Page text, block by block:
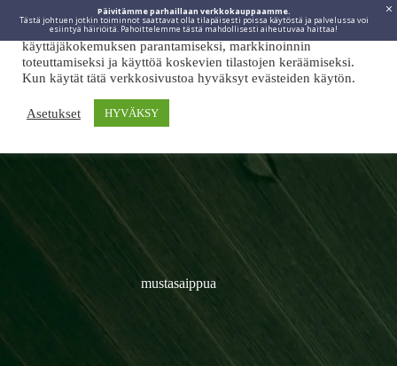
Päivitämme parhaillaan verkkokauppaamme.
Tästä johtuen jotkin toiminnot saattavat olla tilapäisesti poissa käytöstä ja palvelussa voi
esiintyä häiriöitä. Pahoittelemme tästä mahdollisesti aiheutuvaa haittaa!
mustasaippua
Viidakkotohtori.fi käyttää internetpalveluissaan evästeitä
käyttäjäkokemuksen parantamiseksi, markkinoinnin
toteuttamiseksi ja käyttöä koskevien tilastojen keräämiseksi.
Kun käytät tätä verkkosivustoa hyväksyt evästeiden käytön.
Asetukset HYVÄKSY